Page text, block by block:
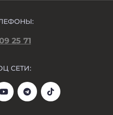
25 71
СЕТИ: